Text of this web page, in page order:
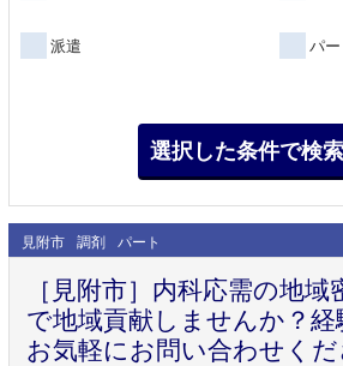
派遣 パー
見附市 調剤 パート
［見附市］内科応需の地域
で地域貢献しませんか？
お気軽にお問い合わせくだ